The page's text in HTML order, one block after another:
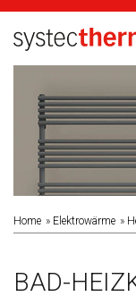
Home Elektrowärme
BAD-